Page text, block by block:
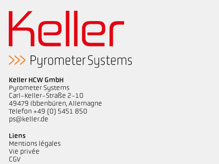
Keller HCW GmbH
Pyrometer Systems
Carl-Keller-Straße 2-10
49479 Ibbenbüren, Allemagne
Telefon +49 (0) 5451 850
ps@keller.de
Liens
Mentions légales
Vie privée
CGV